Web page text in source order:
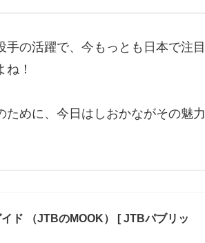
の活躍で、今もっとも日本で注目
ね！
ために、今日はしおかながその魅力
ド （JTBのMOOK） [ JTBパブリッ